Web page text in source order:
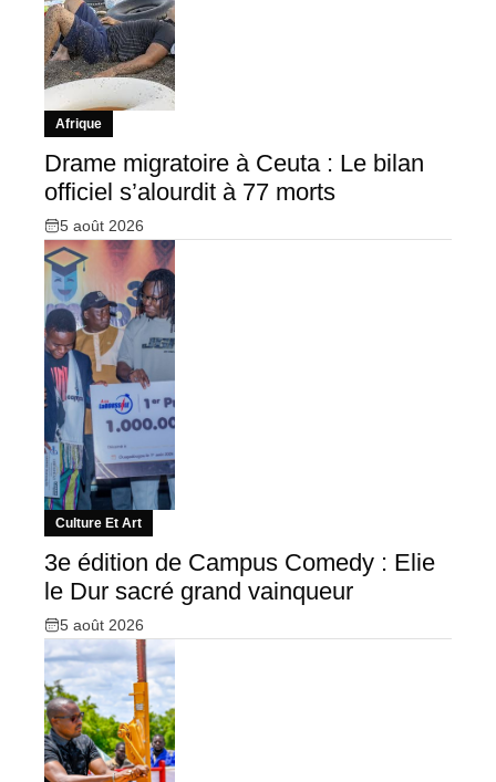
Afrique
Drame migratoire à Ceuta : Le bilan
officiel s’alourdit à 77 morts
5 août 2026
Culture Et Art
3e édition de Campus Comedy : Elie
le Dur sacré grand vainqueur
5 août 2026